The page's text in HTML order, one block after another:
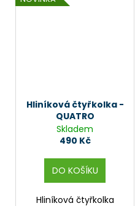
Hliníková čtyřkolka -
QUATRO
Skladem
490 Kč
DO KOŠÍKU
Hliníková čtyřkolka